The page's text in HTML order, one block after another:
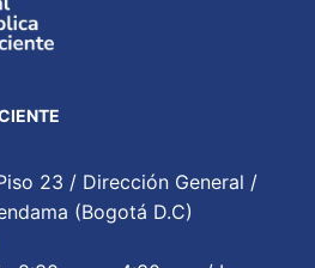
23 / Dirección General /
(Bogotá D.C)